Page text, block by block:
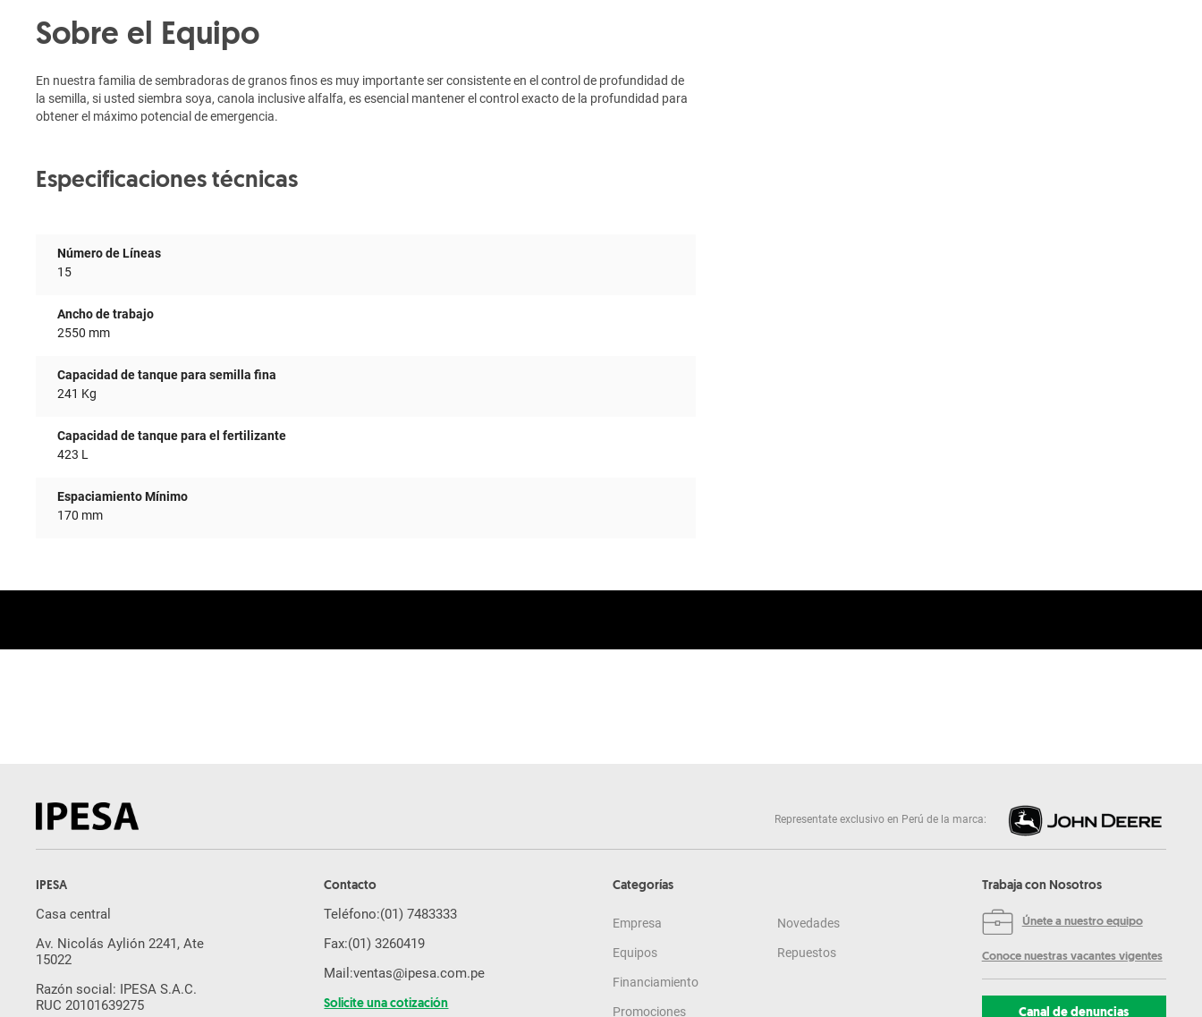
Sobre el Equipo
En nuestra familia de sembradoras de granos finos es muy importante ser consistente en el control de profundidad de
la semilla, si usted siembra soya, canola inclusive alfalfa, es esencial mantener el control exacto de la profundidad para
obtener el máximo potencial de emergencia.
Especificaciones técnicas
Número de Líneas
15
Ancho de trabajo
2550 mm
Capacidad de tanque para semilla fina
241 Kg
Capacidad de tanque para el fertilizante
423 L
Espaciamiento Mínimo
170 mm
Representate exclusivo en Perú de la marca:
IPESA
Casa central
Av. Nicolás Aylión 2241, Ate
15022
Razón social: IPESA S.A.C.
RUC 20101639275
Contacto
Teléfono:(01) 7483333
Fax:(01) 3260419
Mail:ventas@ipesa.com.pe
Solicite una cotización
Categorías
Empresa
Equipos
Financiamiento
Promociones
Novedades
Repuestos
Trabaja con Nosotros
Únete a nuestro equipo
Conoce nuestras vacantes vigentes
Canal de denuncias